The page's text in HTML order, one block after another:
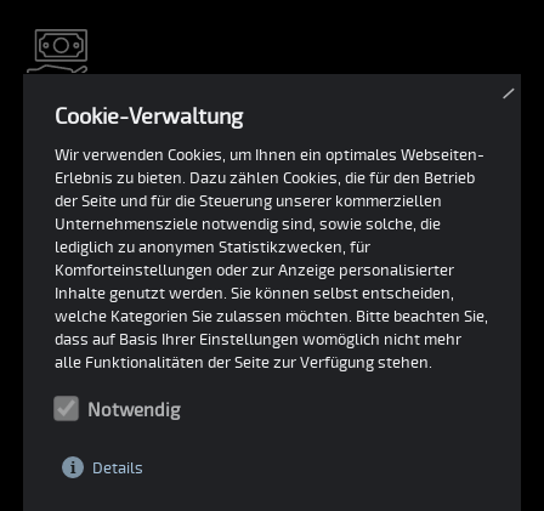
Preis:
Auf Anfrage
📞 ✉
Technische Daten
Fahrzeugtyp:
Cookie-Verwaltung
×
Wir verwenden Cookies, um Ihnen ein optimales Webseiten-
Erlebnis zu bieten. Dazu zählen Cookies, die für den Betrieb
der Seite und für die Steuerung unserer kommerziellen
Unternehmensziele notwendig sind, sowie solche, die
lediglich zu anonymen Statistikzwecken, für
Komforteinstellungen oder zur Anzeige personalisierter
Inhalte genutzt werden. Sie können selbst entscheiden,
welche Kategorien Sie zulassen möchten. Bitte beachten Sie,
dass auf Basis Ihrer Einstellungen womöglich nicht mehr
alle Funktionalitäten der Seite zur Verfügung stehen.
Notwendig
Details